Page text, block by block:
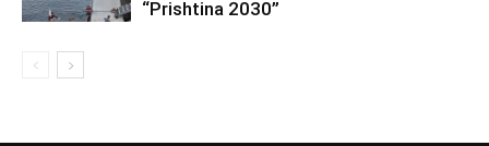
“Prishtina 2030”